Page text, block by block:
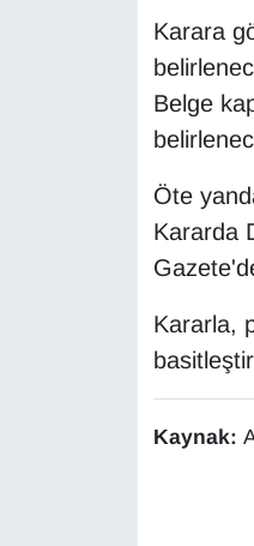
Karara
Belge
Öte
Kararda
Kararla,
Kaynak:
MAGAZİN
ONE EKONOMİ
POLİTİKA
Resmi İlanlar
RÖPORTAJ